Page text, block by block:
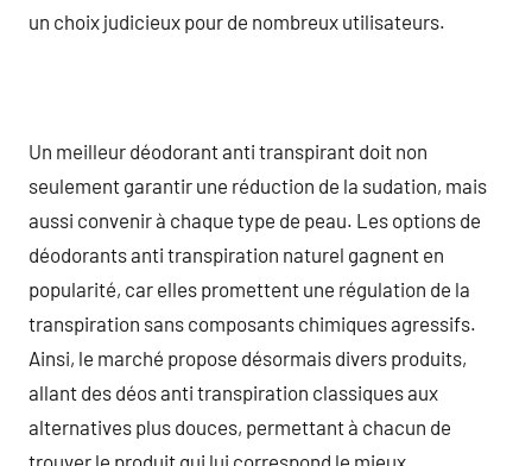
un choix judicieux pour de nombreux utilisateurs.
Un meilleur déodorant anti transpirant doit non
seulement garantir une réduction de la sudation, mais
aussi convenir à chaque type de peau. Les options de
déodorants anti transpiration naturel gagnent en
popularité, car elles promettent une régulation de la
transpiration sans composants chimiques agressifs.
Ainsi, le marché propose désormais divers produits,
allant des déos anti transpiration classiques aux
alternatives plus douces, permettant à chacun de
trouver le produit qui lui correspond le mieux.